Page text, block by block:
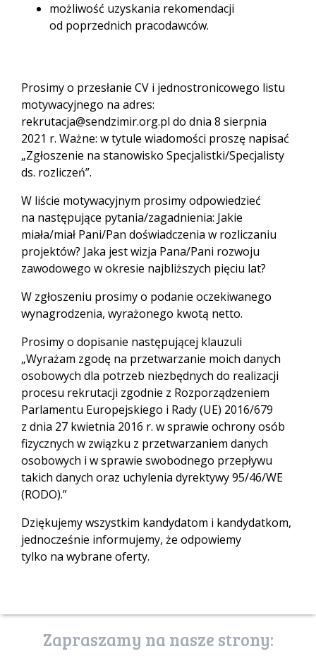
możliwość uzyskania rekomendacji
od poprzednich pracodawców.
Prosimy o przesłanie CV i jednostronicowego listu
motywacyjnego na adres:
rekrutacja@sendzimir.org.pl do dnia 8 sierpnia
2021 r. Ważne: w tytule wiadomości proszę napisać
„Zgłoszenie na stanowisko Specjalistki/Specjalisty
ds. rozliczeń”.
W liście motywacyjnym prosimy odpowiedzieć
na następujące pytania/zagadnienia: Jakie
miała/miał Pani/Pan doświadczenia w rozliczaniu
projektów? Jaka jest wizja Pana/Pani rozwoju
zawodowego w okresie najbliższych pięciu lat?
W zgłoszeniu prosimy o podanie oczekiwanego
wynagrodzenia, wyrażonego kwotą netto.
Prosimy o dopisanie następującej klauzuli
„Wyrażam zgodę na przetwarzanie moich danych
osobowych dla potrzeb niezbędnych do realizacji
procesu rekrutacji zgodnie z Rozporządzeniem
Parlamentu Europejskiego i Rady (UE) 2016/679
z dnia 27 kwietnia 2016 r. w sprawie ochrony osób
fizycznych w związku z przetwarzaniem danych
osobowych i w sprawie swobodnego przepływu
takich danych oraz uchylenia dyrektywy 95/46/WE
(RODO).”
Dziękujemy wszystkim kandydatom i kandydatkom,
jednocześnie informujemy, że odpowiemy
tylko na wybrane oferty.
Zapraszamy na nasze strony: